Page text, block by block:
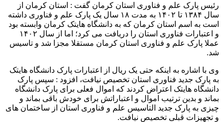
رئیس پارک علم و فناوری استان کرمان گفت : استان کرمان از
سال ۱۳۸۴ تا ۱۴۰۲ به مدت ۱۸ سال یک پارک علم و فناوری داشته
است به اسم استان کرمان که به دانشگاه هایتک کرمان وابسته بود
و اعتبارات فناوری استان را دریافت می کرد؛ اما از سال ۱۴۰۲
عملا پارک علم و فناوری استان کرمان مستقلا مجزا شد و تاسیس
شد.
وی با اشاره به اینکه حتی یک ریال از اعتبارات پارک دانشگاه هایتک
به پارک جدید فناوری استان تخصیص نیافت، افزود : سپس پارک
دانشگاه هایتک اعتراض کردند که اموال فعلی برای پارک دانشگاه
بماند و بدین ترتیب اموال و اعتباراتش برای خودش باقی بماند و
چیزی به پارک جدید التاسیس علم و فناوری استان از ساختمان های
و تجهیزات قبلی تخصیص نیافت.